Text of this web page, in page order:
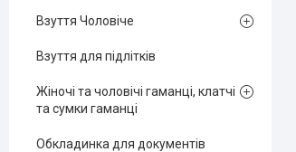
Взуття Чоловіче
Взуття для підлітків
Жіночі та чоловічі гаманці, клатчі
та сумки гаманці
Обкладинка для документів